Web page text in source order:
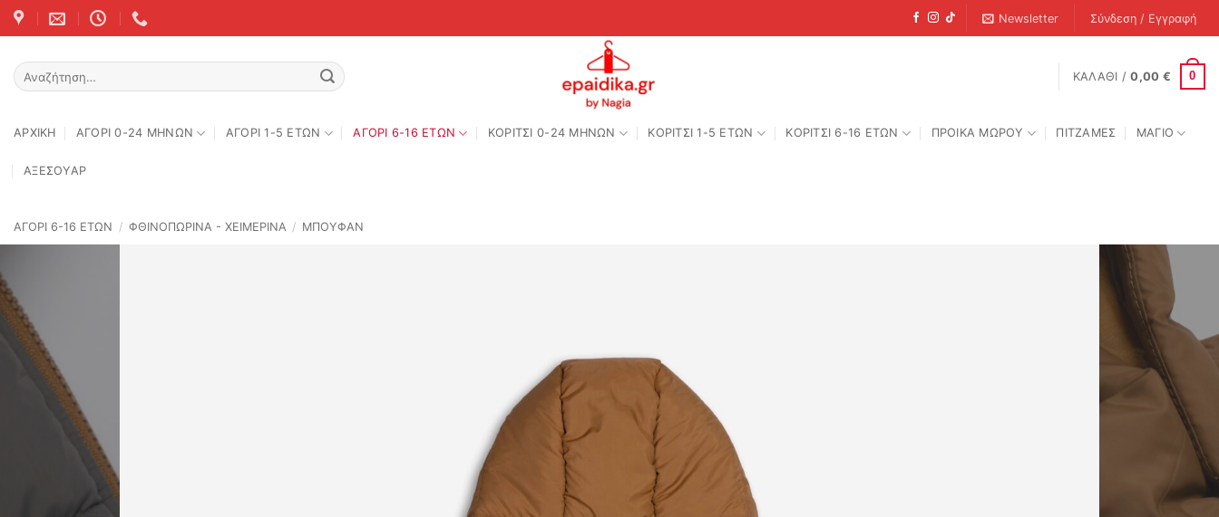
Skip
to
Newsletter Σύνδεση / Εγγραφή
Αναζήτηση
για:
ΚΑΛΆΘΙ /0,00 € 0
ΑΡΧΙΚΉ ΑΓΟΡΙ 0-24 MΗΝΩΝ ΑΓΟΡΙ 1-5 ΕΤΩΝ ΑΓΟΡΙ 6-16 ΕΤΩΝ ΚΟΡΙΤΣΙ 0-24 MΗΝΩΝ ΚΟΡΙΤΣΙ 1-5 ΕΤΩΝ ΚΟΡΙΤΣΙ 6-16 ΕΤΩΝ ΠΡΟΙΚΑ ΜΩΡΟΥ ΠΙΤΖΑΜΕΣ ΜΑΓΙΟ
ΑΞΕΣΟΥΑΡ
ΑΓΟΡΙ 6-16 ΕΤΩΝ / ΦΘΙΝΟΠΩΡΙΝΆ - ΧΕΙΜΕΡΙΝΆ / ΜΠΟΥΦΑΝ